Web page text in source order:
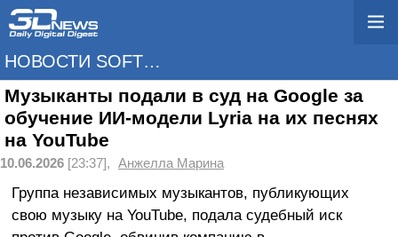
НОВОСТИ SOFTWARE
Музыканты подали в суд на Google за
обучение ИИ-модели Lyria на их песнях
на YouTube
10.06.2026 [23:37], Анжелла Марина
Группа независимых музыкантов, публикующих
свою музыку на YouTube, подала судебный иск